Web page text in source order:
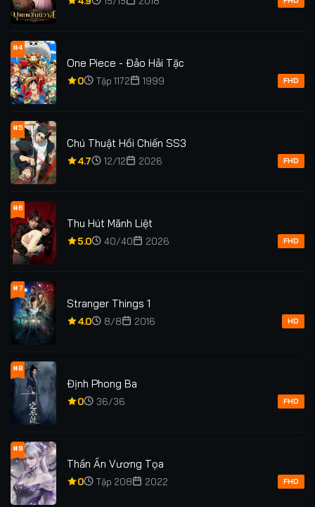
#4
One Piece - Đảo Hải Tặc
0 Tập 1172 1999 FHD
#5
Chú Thuật Hồi Chiến SS3
4.7 12/12 2026 FHD
#6
Thu Hút Mãnh Liệt
5.0 40/40 2026 FHD
#7
Stranger Things 1
4.0 8/8 2016 HD
#8
Định Phong Ba
0 36/36 FHD
#9
Thần Ấn Vương Tọa
0 Tập 208 2022 FHD